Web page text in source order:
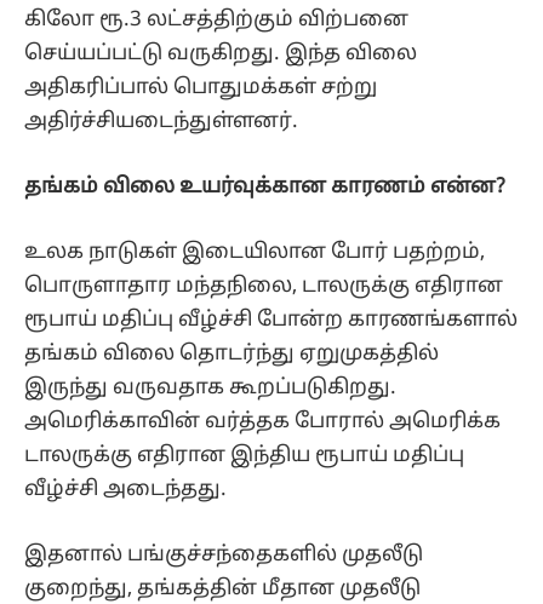
கிலோ ரூ.3 லட்சத்திற்கும் விற்பனை
செய்யப்பட்டு வருகிறது. இந்த விலை
அதிகரிப்பால் பொதுமக்கள் சற்று
அதிர்ச்சியடைந்துள்ளனர்.
தங்கம் விலை உயர்வுக்கான காரணம் என்ன?
உலக நாடுகள் இடையிலான போர் பதற்றம்,
பொருளாதார மந்தநிலை, டாலருக்கு எதிரான
ரூபாய் மதிப்பு வீழ்ச்சி போன்ற காரணங்களால்
தங்கம் விலை தொடர்ந்து ஏறுமுகத்தில்
இருந்து வருவதாக கூறப்படுகிறது.
அமெரிக்காவின் வர்த்தக போரால் அமெரிக்க
டாலருக்கு எதிரான இந்திய ரூபாய் மதிப்பு
வீழ்ச்சி அடைந்தது.
இதனால் பங்குச்சந்தைகளில் முதலீடு
குறைந்து, தங்கத்தின் மீதான முதலீடு